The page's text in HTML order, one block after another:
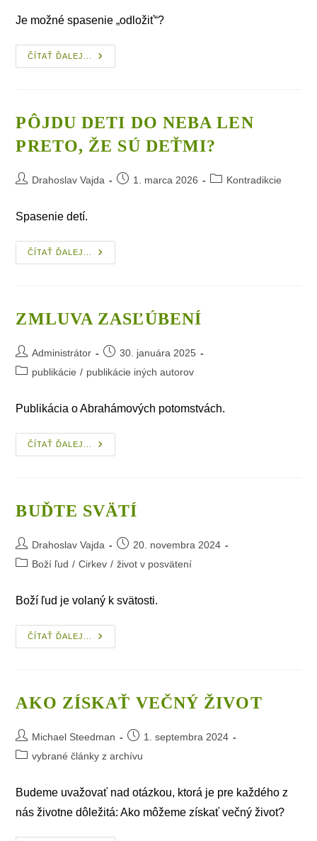
Je možné spasenie „odložiť“?
ČÍTAŤ ĎALEJ...
Odloženie
Spasenia?
PÔJDU DETI DO NEBA LEN
PRETO, ŽE SÚ DEŤMI?
PostDrahoslav Vajda
Post1. marca 2026
PostKontradikcie
Spasenie detí.
ČÍTAŤ ĎALEJ...
Pôjdu
Deti
Že
Sú Deťmi?
ZMLUVA ZASĽÚBENÍ
Post
author:
Administrátor
Post
published:
30. januára 2025
Postpublikácie / publikácie iných autorov
Publikácia o Abrahámových potomstvách.
ČÍTAŤ ĎALEJ...
Zmluva
Zasľúbení
BUĎTE SVÄTÍ
Post
author:
Drahoslav Vajda
Post
published:
20. novembra 2024
PostBoží ľud / Cirkev / život v posvätení
Boží ľud je volaný k svätosti.
ČÍTAŤ ĎALEJ...
Buďte
Svätí
AKO ZÍSKAŤ VEČNÝ ŽIVOT
Post
author:
Michael Steedman
Post
published:
1. septembra 2024
Postvybrané články z archívu
Budeme uvažovať nad otázkou, ktorá je pre každého z
nás životne dôležitá: Ako môžeme získať večný život?